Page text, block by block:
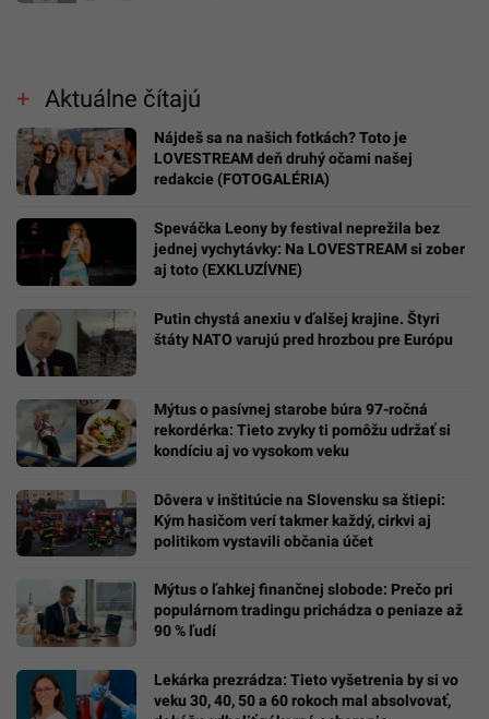
Aktuálne čítajú
Nájdeš sa na našich fotkách? Toto je
LOVESTREAM deň druhý očami našej
redakcie (FOTOGALÉRIA)
Speváčka Leony by festival neprežila bez
jednej vychytávky: Na LOVESTREAM si zober
aj toto (EXKLUZÍVNE)
Putin chystá anexiu v ďalšej krajine. Štyri
štáty NATO varujú pred hrozbou pre Európu
Mýtus o pasívnej starobe búra 97-ročná
rekordérka: Tieto zvyky ti pomôžu udržať si
kondíciu aj vo vysokom veku
Dôvera v inštitúcie na Slovensku sa štiepi:
Kým hasičom verí takmer každý, cirkvi aj
politikom vystavili občania účet
Mýtus o ľahkej finančnej slobode: Prečo pri
populárnom tradingu prichádza o peniaze až
90 % ľudí
Lekárka prezrádza: Tieto vyšetrenia by si vo
veku 30, 40, 50 a 60 rokoch mal absolvovať,